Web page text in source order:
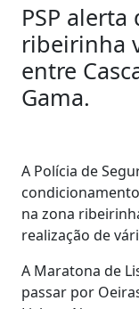
PSP
ribeirinha
entre
Gama.
A Polícia de
na zona
realização de
A Maratona de
passar por